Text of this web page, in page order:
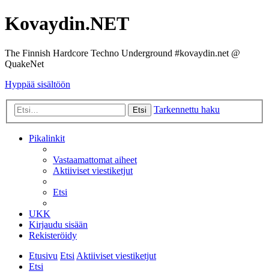
Kovaydin.NET
The Finnish Hardcore Techno Underground #kovaydin.net @
QuakeNet
Hyppää sisältöön
Etsi Tarkennettu haku
Pikalinkit
Vastaamattomat aiheet
Aktiiviset viestiketjut
Etsi
UKK
Kirjaudu sisään
Rekisteröidy
Etusivu EtsiAktiiviset viestiketjut
Etsi